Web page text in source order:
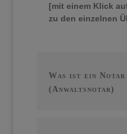
[mit einem Klick
zu den einzelnen
Was ist ein Notar
(Anwaltsnotar)